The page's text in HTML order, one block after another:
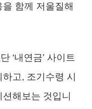
함께 저울질해
‘내연금’ 사이트
고, 조기수령 시
해보는 것입니